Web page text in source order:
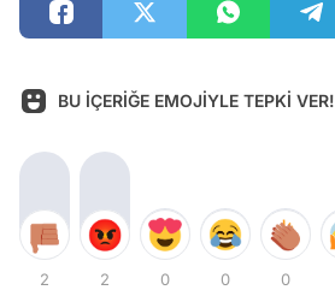
BU İÇERİĞE EMOJİYLE TEPKİ VER!
2 2 0 0 0